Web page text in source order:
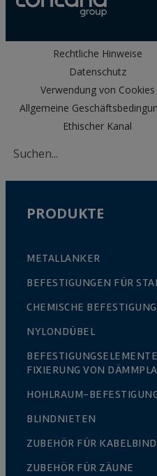
Rechtliche Hinweise
Datenschutz
Verwendung von Cookies
Allgemeine
Ethischer Kanal
PRODUKTE
METALLANKER
BEFESTIGUNGEN FÜR
CHEMISCHE
NYLONDÜBEL
FIXIERUNG VON
HOHLRAUM-
BLINDNIETEN
ZUBEHÖR FÜR
ZUBEHÖR FÜR ZÄUNE